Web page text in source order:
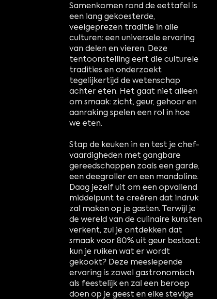
Samenkomen rond de eettafel is
een lang gekoesterde,
veelgeprezen traditie in alle
culturen: een universele ervaring
van delen en vieren. Deze
tentoonstelling eert die culturele
tradities en onderzoekt
tegelijkertijd de wetenschap
achter eten. Het gaat niet alleen
om smaak: zicht, geur, gehoor en
aanraking spelen een rol in hoe
we eten.
Stap de keuken in en test je chef-
vaardigheden met gangbare
gereedschappen zoals een garde,
een deegroller en een mandoline.
Daag jezelf uit om een opvallend
middelpunt te creëren dat indruk
zal maken op je gasten. Terwijl je
de wereld van de culinaire kunsten
verkent, zul je ontdekken dat
smaak voor 80% uit geur bestaat:
kun je ruiken wat er wordt
gekookt? Deze meeslepende
ervaring is zowel gastronomisch
als feestelijk en zal een beroep
doen op je geest en elke stevige